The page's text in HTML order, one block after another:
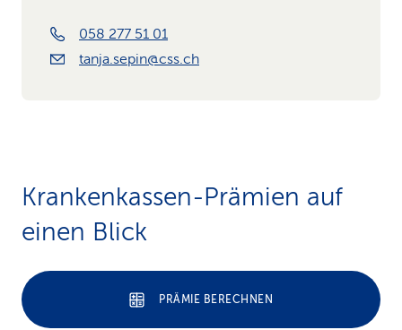
058 277 51 01
tanja.sepin@css.ch
Krankenkassen-Prämien auf
einen Blick
PRÄMIE BERECHNEN